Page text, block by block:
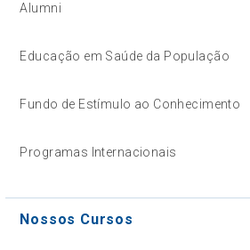
Alumni
Educação em Saúde da População
Fundo de Estímulo ao Conhecimento
Programas Internacionais
Nossos Cursos